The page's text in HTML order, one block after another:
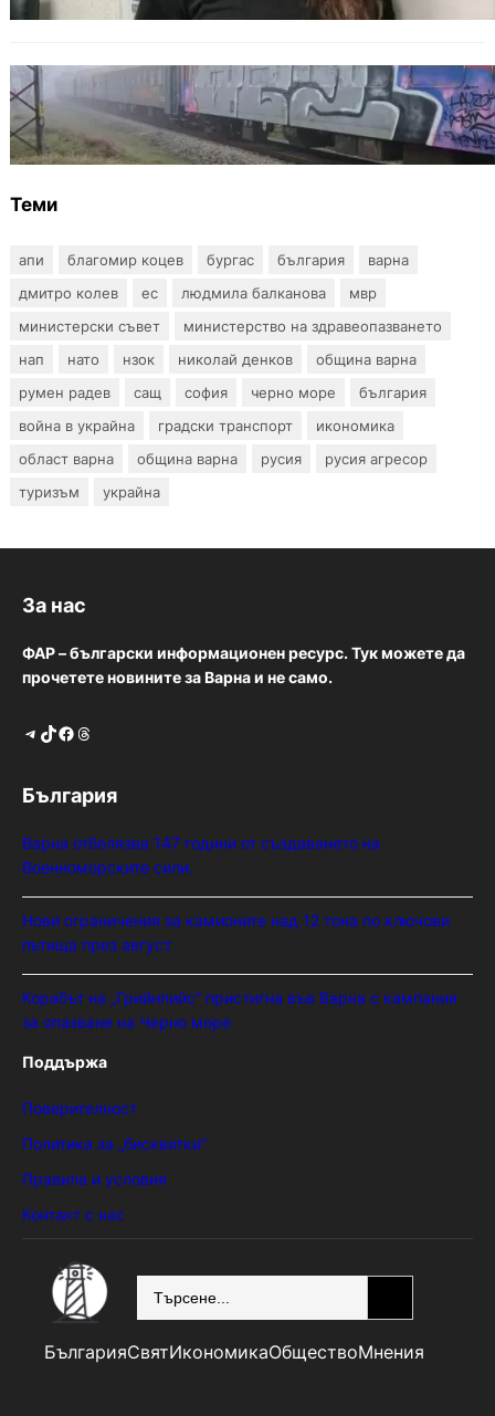
ОБЩЕСТВО
Бързият влак София – Варна блъсна и уби
жена край гара Бутово
Теми
апи благомир коцев бургас българия
варна
дмитро колев
ес людмила балканова
мвр
министерски съвет
министерство на здравеопазването
нап
нато нзок николай денков
община варна
румен радев
сащ софия черно море
българия
война в украйна
градски транспорт
икономика
област варна
община варна русия
русия агресор
туризъм
украйна
За нас
ФАР – български информационен ресурс. Тук можете да
прочетете новините за Варна и не само.
Telegram TikTok Facebook Threads
България
Варна отбелязва 147 години от създаването на
Военноморските сили.
Нови ограничения за камионите над 12 тона по ключови
пътища през август
Корабът на „Грийнпийс“ пристигна във Варна с кампания
за опазване на Черно море
Поддържа
Поверителност
Политика за „бисквитки“
Правила и условия
Контакт с нас
БългарияСвятИкономикаОбществоМнения